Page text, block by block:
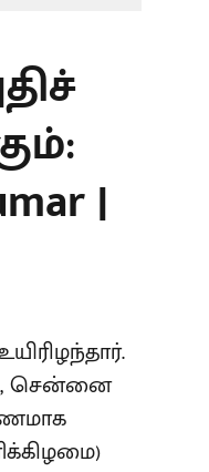
|
சென்னை